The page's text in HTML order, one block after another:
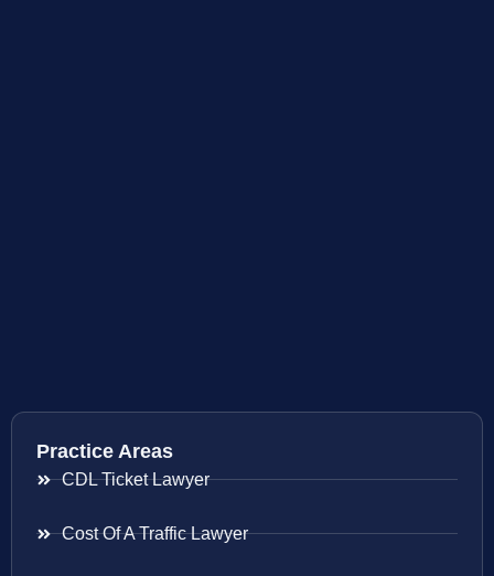
Practice Areas
CDL Ticket Lawyer
Cost Of A Traffic Lawyer